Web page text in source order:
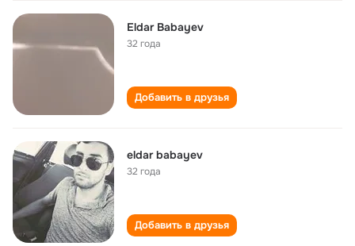
Eldar Babayev
32 года
Добавить в друзья
eldar babayev
32 года
Добавить в друзья